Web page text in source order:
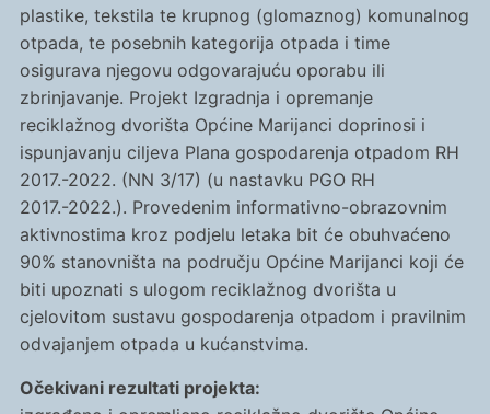
plastike, tekstila te krupnog (glomaznog) komunalnog
otpada, te posebnih kategorija otpada i time
osigurava njegovu odgovarajuću oporabu ili
zbrinjavanje. Projekt Izgradnja i opremanje
reciklažnog dvorišta Općine Marijanci doprinosi i
ispunjavanju ciljeva Plana gospodarenja otpadom RH
2017.-2022. (NN 3/17) (u nastavku PGO RH
2017.-2022.). Provedenim informativno-obrazovnim
aktivnostima kroz podjelu letaka bit će obuhvaćeno
90% stanovništa na području Općine Marijanci koji će
biti upoznati s ulogom reciklažnog dvorišta u
cjelovitom sustavu gospodarenja otpadom i pravilnim
odvajanjem otpada u kućanstvima.
Očekivani rezultati projekta: